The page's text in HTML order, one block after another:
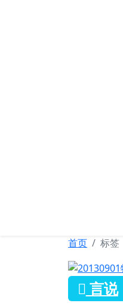
首页 标签
言说